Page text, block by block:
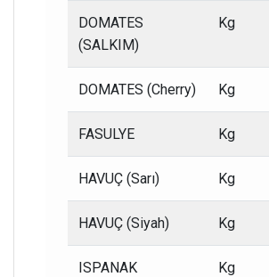
DOMATES
(SALKIM)
Kg
DOMATES (Cherry) Kg
FASULYE Kg
HAVUÇ (Sarı) Kg
HAVUÇ (Siyah) Kg
ISPANAK Kg